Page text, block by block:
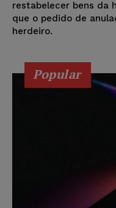
restabelecer bens da
que o pedido de
herdeiro.
Popular